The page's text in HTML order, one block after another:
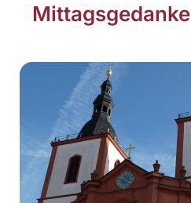
Mittagsgedanke